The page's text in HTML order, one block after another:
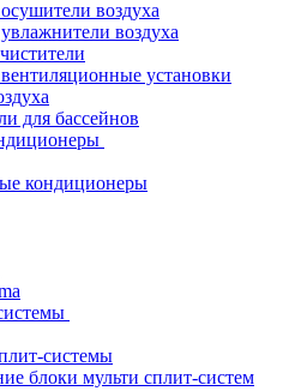
воздуха
воздуха
установки
для бассейнов
кондиционеры
системы
блоки мульти сплит-систем